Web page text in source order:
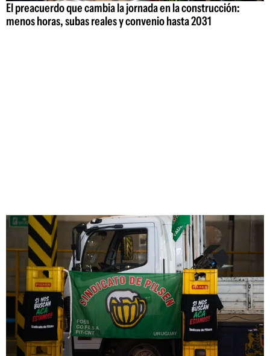
El preacuerdo que cambia la jornada en la construcción:
menos horas, subas reales y convenio hasta 2031